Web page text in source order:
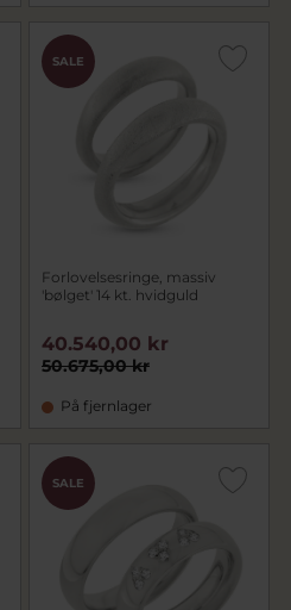
SALE
Forlovelsesringe, massiv
'bølget' 14 kt. hvidguld
50.675,00 kr
40.540,00 kr
På fjernlager
SALE